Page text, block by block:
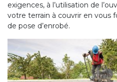
exigences, à l’utilisation de
votre terrain à couvrir en vous
de pose d’enrobé.